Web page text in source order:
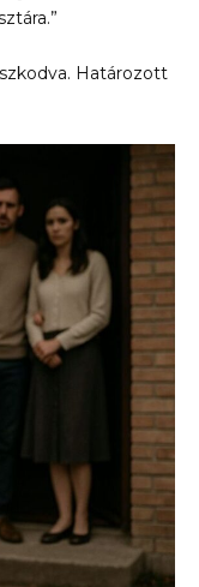
Határozott